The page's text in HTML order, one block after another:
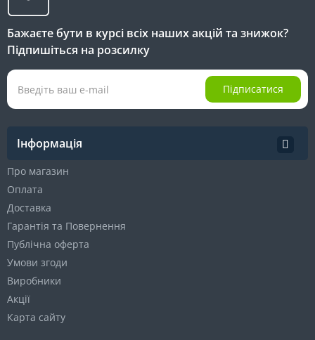
Бажаєте бути в курсі всіх наших акцій та знижок?
Підпишіться на розсилку
Підписатися
Інформація
Про магазин
Оплата
Доставка
Гарантія та Повернення
Публічна оферта
Умови згоди
Виробники
Акції
Карта сайту